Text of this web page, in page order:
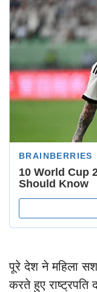
पूरे देश ने महिला
करते हुए राष्ट्रपति